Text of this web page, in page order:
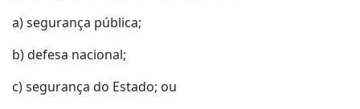
a) segurança pública;
b) defesa nacional;
c) segurança do Estado; ou